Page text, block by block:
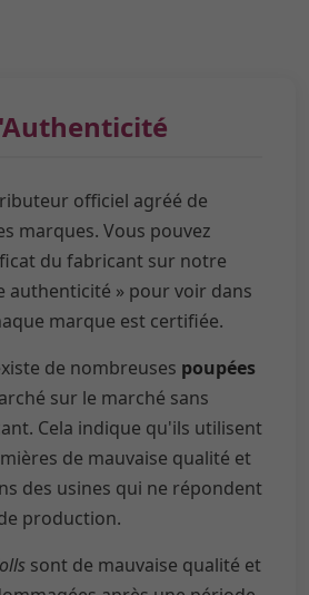
officiel agréé de
marques. Vous pouvez
du fabricant sur notre
authenticité » pour voir dans
marque est certifiée.
de nombreuses poupées
sur le marché sans
Cela indique qu'ils utilisent
de mauvaise qualité et
des usines qui ne répondent
production.
sont de mauvaise qualité et